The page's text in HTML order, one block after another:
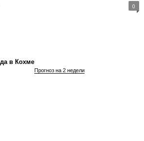
0
в Кохме
Прогноз на 2 недели